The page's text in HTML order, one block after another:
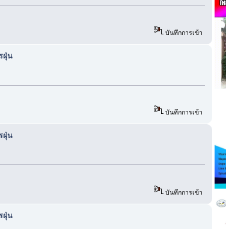
บันทึกการเข้า
ฝุ่น
บันทึกการเข้า
ฝุ่น
บันทึกการเข้า
ฝุ่น